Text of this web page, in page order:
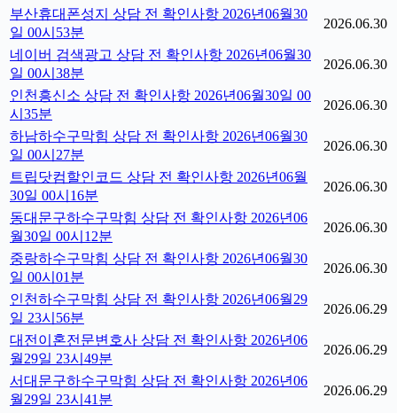
부산휴대폰성지 상담 전 확인사항 2026년06월30
일 00시53분
2026.06.30
네이버 검색광고 상담 전 확인사항 2026년06월30
일 00시38분
2026.06.30
인천흥신소 상담 전 확인사항 2026년06월30일 00
시35분
2026.06.30
하남하수구막힘 상담 전 확인사항 2026년06월30
일 00시27분
2026.06.30
트립닷컴할인코드 상담 전 확인사항 2026년06월
30일 00시16분
2026.06.30
동대문구하수구막힘 상담 전 확인사항 2026년06
월30일 00시12분
2026.06.30
중랑하수구막힘 상담 전 확인사항 2026년06월30
일 00시01분
2026.06.30
인천하수구막힘 상담 전 확인사항 2026년06월29
일 23시56분
2026.06.29
대전이혼전문변호사 상담 전 확인사항 2026년06
월29일 23시49분
2026.06.29
서대문구하수구막힘 상담 전 확인사항 2026년06
월29일 23시41분
2026.06.29